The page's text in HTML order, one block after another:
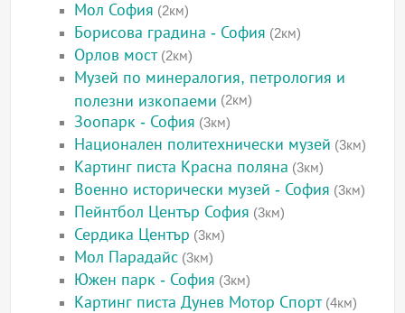
Мол София (2км)
Борисова градина - София (2км)
Орлов мост(2км)
Музей по минералогия, петрология и
полезни изкопаеми (2км)
Зоопарк - София (3км)
Национален политехнически музей (3км)
Картинг писта Красна поляна (3км)
Военно исторически музей - София (3км)
Пейнтбол Център София (3км)
Сердика Център (3км)
Мол Парадайс (3км)
Южен парк - София (3км)
Картинг писта Дунев Мотор Спорт(4км)